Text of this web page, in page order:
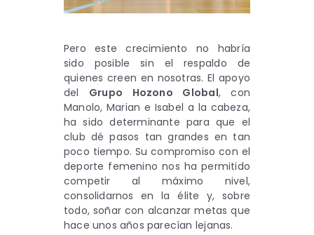
Pero este crecimiento no habría
sido posible sin el respaldo de
quienes creen en nosotras. El apoyo
del Grupo Hozono Global, con
Manolo, Marian e Isabel a la cabeza,
ha sido determinante para que el
club dé pasos tan grandes en tan
poco tiempo. Su compromiso con el
deporte femenino nos ha permitido
competir al máximo nivel,
consolidarnos en la élite y, sobre
todo, soñar con alcanzar metas que
hace unos años parecían lejanas.